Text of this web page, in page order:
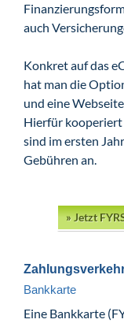
auch
Konkret auf das
hat man die
und eine
Hierfür kooperiert
sind im ersten
Gebühren an.
» Jetzt
Bankkarte
Eine Bankkarte